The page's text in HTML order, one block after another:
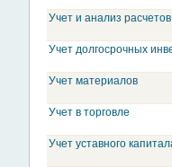
Учет и анализ
Учет долгосрочных
Учет материалов
Учет в торговле
Учет уставного